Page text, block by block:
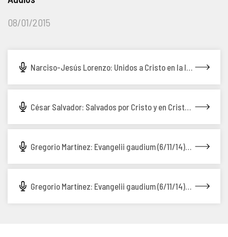
08/01/2015
Narciso-Jesús Lorenzo: Unidos a Cristo en la liturgia (8/01/15)
César Salvador: Salvados por Cristo y en Cristo (4/12/14)
Gregorio Martínez: Evangelii gaudium (6/11/14) - 2ª parte
Gregorio Martínez: Evangelii gaudium (6/11/14) - 1ª parte
COMPLIANCE
PORTAL DE TRANSPARENCIA
PREGUNTAS FRECUENTES
PASTORAL SAMARITANA
APOSTOLADO SEGLAR
IMÁGENES
AUDIOS